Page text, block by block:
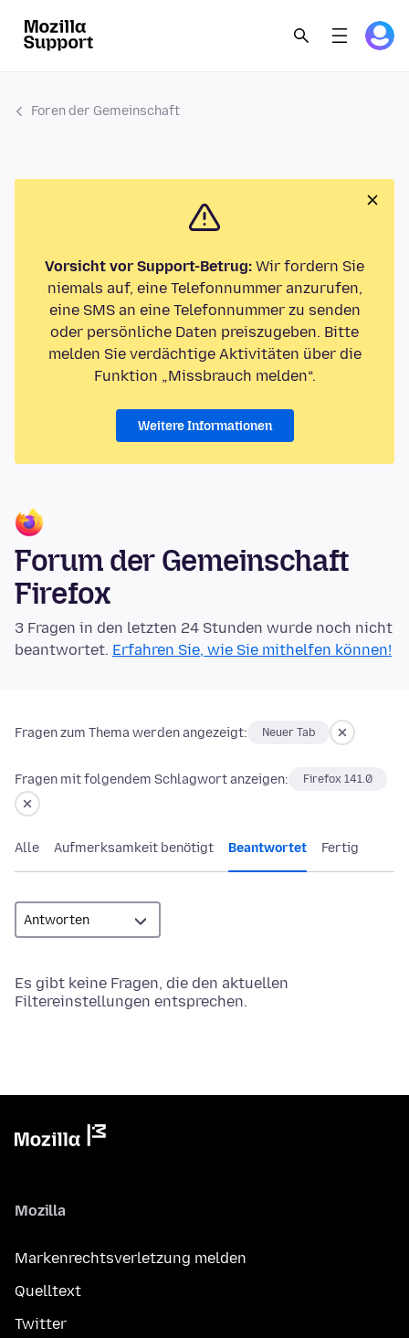
Foren der Gemeinschaft
Vorsicht vor Support-Betrug: Wir fordern Sie
niemals auf, eine Telefonnummer anzurufen,
eine SMS an eine Telefonnummer zu senden
oder persönliche Daten preiszugeben. Bitte
melden Sie verdächtige Aktivitäten über die
Funktion „Missbrauch melden“.
Weitere Informationen
Forum der Gemeinschaft
Firefox
3 Fragen in den letzten 24 Stunden wurde noch nicht
beantwortet. Erfahren Sie, wie Sie mithelfen können!
Fragen zum Thema werden angezeigt: Neuer Tab
Fragen mit folgendem Schlagwort anzeigen: Firefox 141.0
Alle Aufmerksamkeit benötigt Beantwortet Fertig
Es gibt keine Fragen, die den aktuellen
Filtereinstellungen entsprechen.
Mozilla
Markenrechtsverletzung melden
Quelltext
Twitter